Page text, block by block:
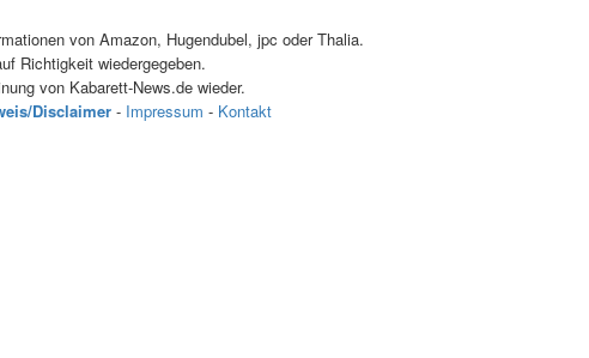
von Amazon, Hugendubel, jpc oder Thalia.
Richtigkeit wiedergegeben.
von Kabarett-News.de wieder.
Disclaimer- Impressum - Kontakt